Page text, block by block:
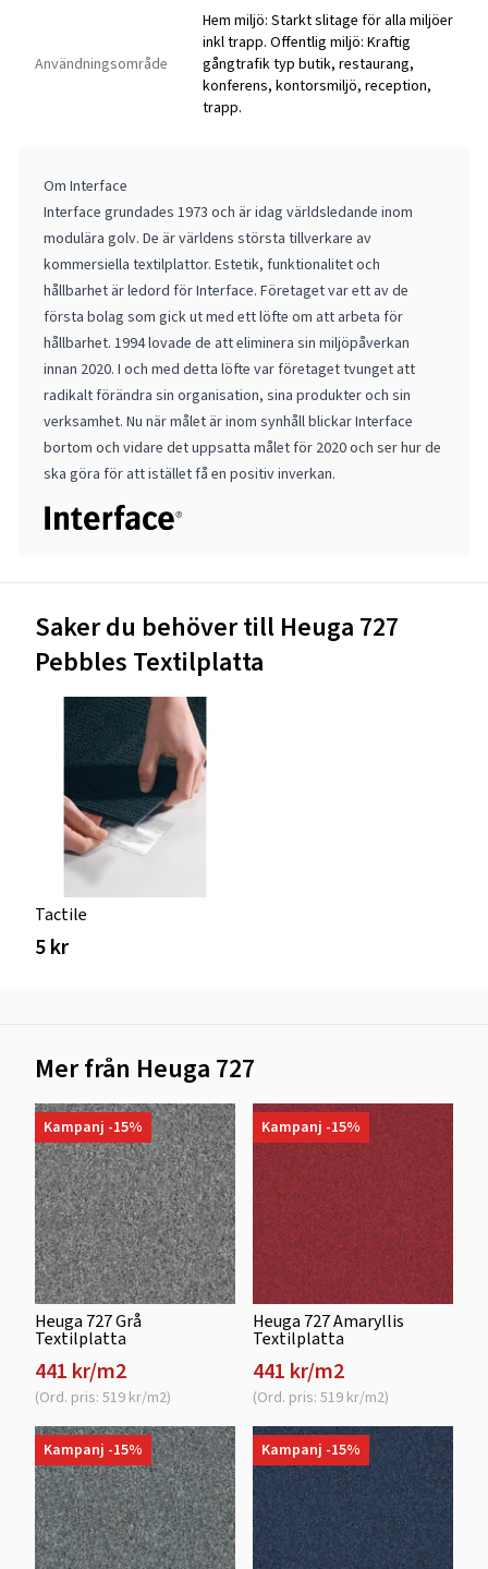
Användningsområde
Hem miljö: Starkt slitage för alla miljöer
inkl trapp. Offentlig miljö: Kraftig
gångtrafik typ butik, restaurang,
konferens, kontorsmiljö, reception,
trapp.
Om Interface
Interface grundades 1973 och är idag världsledande inom
modulära golv. De är världens största tillverkare av
kommersiella textilplattor. Estetik, funktionalitet och
hållbarhet är ledord för Interface. Företaget var ett av de
första bolag som gick ut med ett löfte om att arbeta för
hållbarhet. 1994 lovade de att eliminera sin miljöpåverkan
innan 2020. I och med detta löfte var företaget tvunget att
radikalt förändra sin organisation, sina produkter och sin
verksamhet. Nu när målet är inom synhåll blickar Interface
bortom och vidare det uppsatta målet för 2020 och ser hur de
ska göra för att istället få en positiv inverkan.
Saker du behöver till Heuga 727
Pebbles Textilplatta
Tactile
5 kr
Mer från Heuga 727
Kampanj -15%
Heuga 727 Grå
Textilplatta
441 kr/m2
(Ord. pris: 519 kr/m2)
Kampanj -15%
Heuga 727 Amaryllis
Textilplatta
441 kr/m2
(Ord. pris: 519 kr/m2)
Kampanj -15% Kampanj -15%